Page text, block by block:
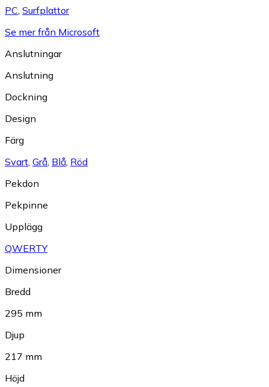
PC Surfplattor
Se mer från Microsoft
Anslutningar
Anslutning
Dockning
Design
Färg
Svart Grå Blå Röd
Pekdon
Pekpinne
Upplägg
QWERTY
Dimensioner
Bredd
295 mm
Djup
217 mm
Höjd